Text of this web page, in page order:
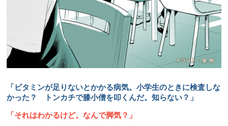
「ビタミンが足りないとかかる病気。小学生のときに検査しな
かった？ トンカチで膝小僧を叩くんだ。知らない？」
「それはわかるけど。なんで脚気？」